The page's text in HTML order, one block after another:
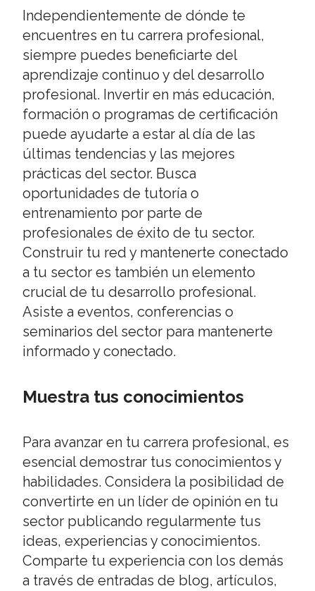
Independientemente de dónde te
encuentres en tu carrera profesional,
siempre puedes beneficiarte del
aprendizaje continuo y del desarrollo
profesional. Invertir en más educación,
formación o programas de certificación
puede ayudarte a estar al día de las
últimas tendencias y las mejores
prácticas del sector. Busca
oportunidades de tutoría o
entrenamiento por parte de
profesionales de éxito de tu sector.
Construir tu red y mantenerte conectado
a tu sector es también un elemento
crucial de tu desarrollo profesional.
Asiste a eventos, conferencias o
seminarios del sector para mantenerte
informado y conectado.
Muestra tus conocimientos
Para avanzar en tu carrera profesional, es
esencial demostrar tus conocimientos y
habilidades. Considera la posibilidad de
convertirte en un líder de opinión en tu
sector publicando regularmente tus
ideas, experiencias y conocimientos.
Comparte tu experiencia con los demás
a través de entradas de blog, artículos,